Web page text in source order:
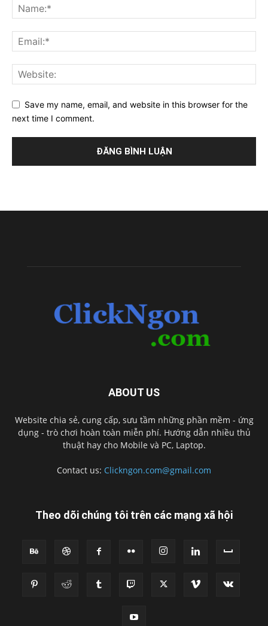
Save my name, email, and website in this browser for the
next time I comment.
ABOUT US
Website chia sẻ, cung cấp, sưu tầm những phần mềm - ứng
dụng - trò chơi hoàn toàn miễn phí. Hướng dẫn nhiều thủ
thuật hay cho Mobile và PC, Laptop.
Contact us: Clickngon.com@gmail.com
Theo dõi chúng tôi trên các mạng xã hội